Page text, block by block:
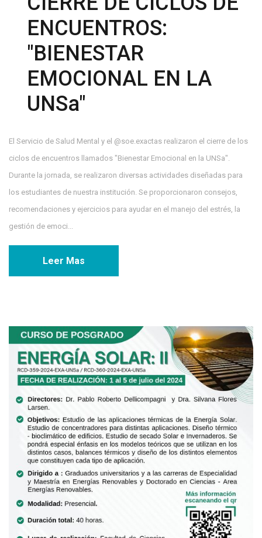
ENCUENTROS:
"BIENESTAR
EMOCIONAL EN LA
UNSa"
El Servicio de Salud Mental y el @soe.exactas realizaron el cierre de los
ciclos de encuentros llamados "Bienestar Emocional en la UNSa".
Durante la jornada, se realizaron diversas actividades diseñadas para
los estudiantes de nuestra institución. Se proporcionaron consejos,
recomendaciones y ejercicios para ayudar en el manejo del estrés, la
gestión de emoci...
Leer Mas